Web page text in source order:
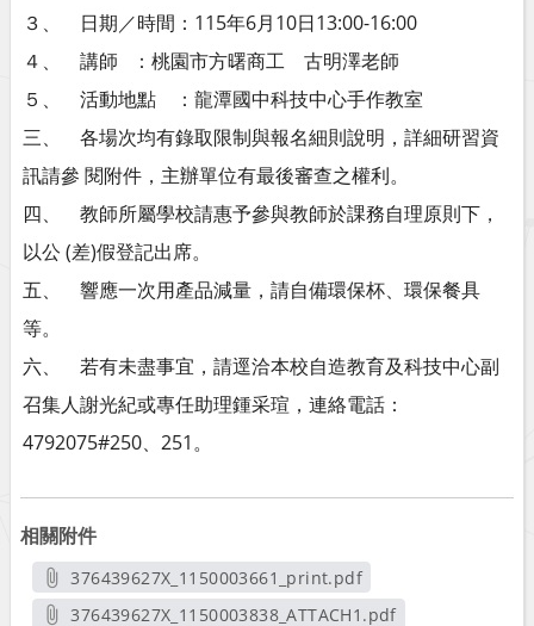
３、 日期／時間：115年6月10日13:00-16:00
４、 講師 ：桃園市方曙商工 古明澤老師
５、 活動地點 ：龍潭國中科技中心手作教室
三、 各場次均有錄取限制與報名細則說明，詳細研習資
訊請參 閱附件，主辦單位有最後審查之權利。
四、 教師所屬學校請惠予參與教師於課務自理原則下，
以公 (差)假登記出席。
五、 響應一次用產品減量，請自備環保杯、環保餐具
等。
六、 若有未盡事宜，請逕洽本校自造教育及科技中心副
召集人謝光紀或專任助理鍾采瑄，連絡電話：
4792075#250、251。
相關附件
376439627X_1150003661_print.pdf
另開新視窗
376439627X_1150003838_ATTACH1.pdf